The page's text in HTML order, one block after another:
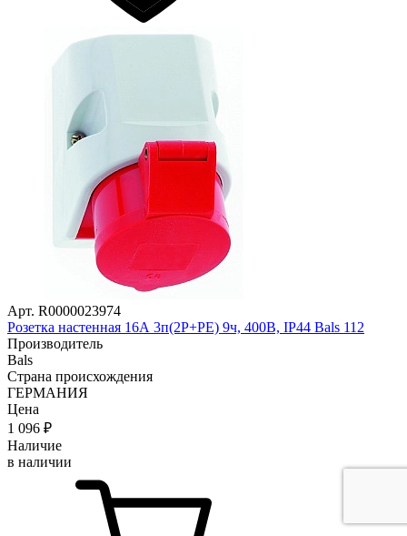
Арт. R0000023974
Розетка настенная 16А 3п(2P+PE) 9ч, 400В, IP44 Bals 112
Производитель
Bals
Страна происхождения
ГЕРМАНИЯ
Цена
1 096 ₽
Наличие
в наличии